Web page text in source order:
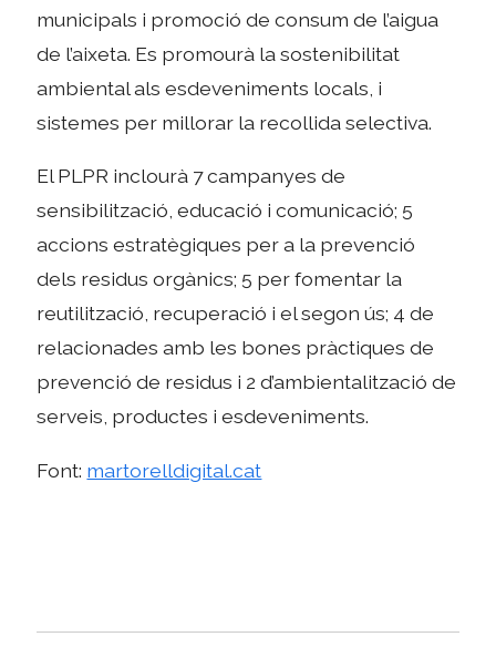
municipals i promoció de consum de l’aigua
de l’aixeta. Es promourà la sostenibilitat
ambiental als esdeveniments locals, i
sistemes per millorar la recollida selectiva.
El PLPR inclourà 7 campanyes de
sensibilització, educació i comunicació; 5
accions estratègiques per a la prevenció
dels residus orgànics; 5 per fomentar la
reutilització, recuperació i el segon ús; 4 de
relacionades amb les bones pràctiques de
prevenció de residus i 2 d’ambientalització de
serveis, productes i esdeveniments.
Font: martorelldigital.cat